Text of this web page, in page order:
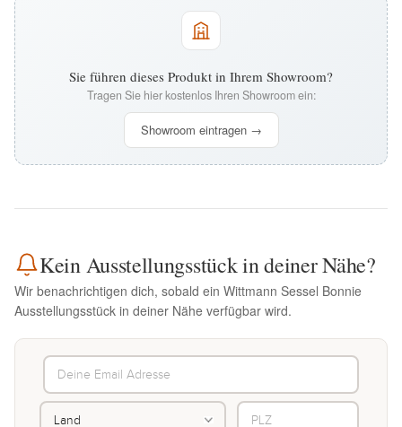
Sie führen dieses Produkt in Ihrem Showroom?
Tragen Sie hier kostenlos Ihren Showroom ein:
Showroom eintragen →
Kein Ausstellungsstück in deiner Nähe?
Wir benachrichtigen dich, sobald ein Wittmann Sessel Bonnie
Ausstellungsstück in deiner Nähe verfügbar wird.